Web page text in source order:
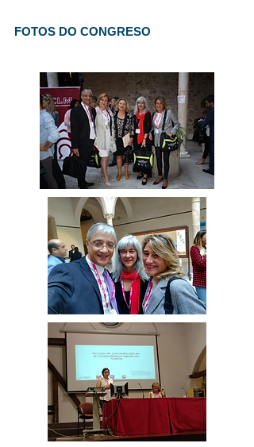
FOTOS DO CONGRESO